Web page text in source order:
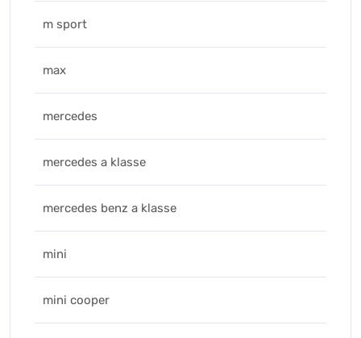
m sport
max
mercedes
mercedes a klasse
mercedes benz a klasse
mini
mini cooper